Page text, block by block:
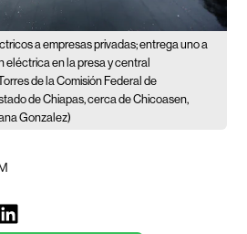
a empresas privadas; entrega uno a
eléctrica en la presa y central
de la Comisión Federal de
de Chiapas, cerca de Chicoasen,
Gonzalez)